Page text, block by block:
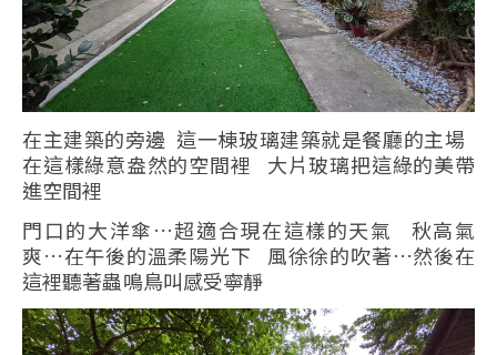
在主建築的旁邊 這一棟玻璃建築就是餐廳的主場
在這樣綠意盎然的空間裡 大片玻璃把這綠的美帶
進空間裡
門口的大洋傘…超適合現在這樣的天氣 秋高氣
爽…在午後的溫柔陽光下 風徐徐的吹著…然後在
這裡聽著蟲鳴鳥叫感受寧靜